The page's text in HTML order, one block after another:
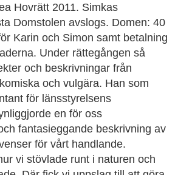
Hovrätt 2011. Simkas
Domstolen avslogs. Domen: 40
Karin och Simon samt betalning
Under rättegången så
och beskrivningar från
och vulgära. Han som
för länsstyrelsens
en för oss
fantasieggande beskrivning av
för vårt handlande.
vi stövlade runt i naturen och